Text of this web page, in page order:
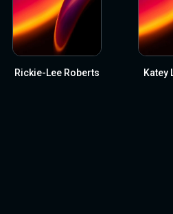
Rickie-Lee Roberts Katey